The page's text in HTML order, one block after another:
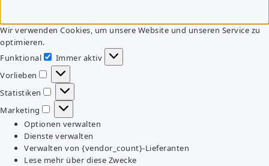
Wir verwenden Cookies, um unsere Website und unseren Service zu
optimieren.
Funktional
Funktional
Immer aktiv
Vorlieben
Vorlieben
Statistiken
Statistiken
Marketing
Marketing
Optionen verwalten
Dienste verwalten
Verwalten von {vendor_count}-Lieferanten
Lese mehr über diese Zwecke